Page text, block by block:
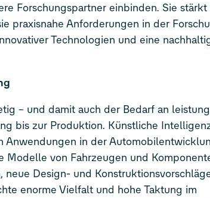
Forschungspartner einbinden. Sie stärkt
praxisnahe Anforderungen in der
Technologien und eine
– und damit auch der Bedarf an
bis zur Produktion. Künstliche
in der
von Fahrzeugen und
Design- und
enorme Vielfalt und hohe Taktung im